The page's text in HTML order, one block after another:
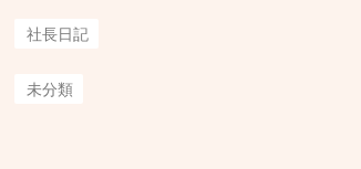
社長日記
未分類